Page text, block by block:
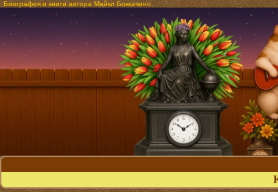
Биография и книги автора Майкл Боккачино